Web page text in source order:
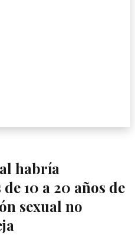
habría
10 a 20 años de
sexual no